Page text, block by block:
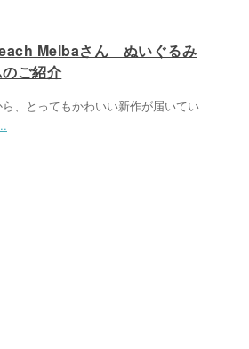
Melbaさん ぬいぐるみ
ご紹介
、とってもかわいい新作が届いてい